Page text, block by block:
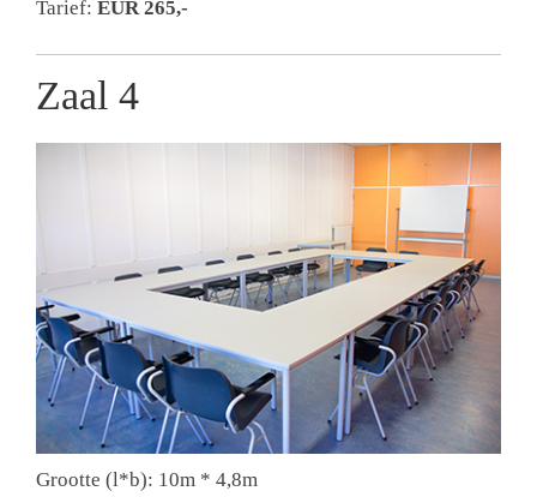
Tarief: EUR265,-
Zaal 4
Grootte (l*b): 10m * 4,8m